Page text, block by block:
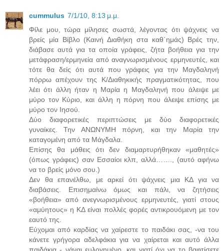
cummulus 7/1/10, 8:13 μ.μ.
Φίλε μου, τώρα μίλησες σωστά, λέγοντας ότι ψάχνεις να
βρείς μία Βίβλο (Καινή Διαθήκη στα καθ΄ημάς) Βρές την,
διάβασε αυτά για τα οποία γράφεις, ζήτα βοήθεια για την
μετάφραση/ερμηνεία από αναγνωρισμένους ερμηνευτές, και
τότε θα δείς ότι αυτά που γράφεις για την Μαγδαληνή
πόρρω απέχουν της Κ/Διαθηκικής πραγματικότητας, που
λέει ότι άλλη ήταν η Μαρία η Μαγδαληνή που άλειψε με
μύρο τον Κύριο, και άλλη η πόρνη που άλειψε επίσης με
μύρο τον Ιησού.
Δύο διαφορετικές περιπτώσεις με δύο διαφορετικές
γυναίκες. Την ΑΝΩΝΥΜΗ πόρνη, και την Μαρία την
καταγομένη από τα Μάγδαλα.
Επίσης θα μάθεις ότι δεν διαμαρτυρήθηκαν «μαθητές»
(όπως γράφεις) σαν Εσσαίοι κλπ, αλλά……., (αυτό αφήνω
να το βρείς μόνο σου.)
Δεν θα επανέλθω, με αρκεί ότι ψάχνεις μια ΚΔ για να
διαβάσεις. Επισημαίνω όμως και πάλι, να ζητήσεις
«βοήθεια» από ανεγνωρισμένους ερμηνευτές, γιατί στους
«αμύητους» η ΚΔ είναι πολλές φορές αντικρουόμενη με τον
εαυτό της.
Εύχομαι από καρδίας να χαίρεστε το παιδάκι σας, -να του
κάνετε γρήγορα αδελφάκια για να χαίρεται και αυτό άλλα
παιδάκια - νάναι ευλογημένο, και γιατί όχι να το βαφτίσετε